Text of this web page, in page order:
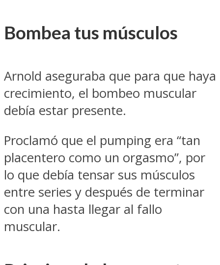
Bombea tus músculos
Arnold aseguraba que para que haya
crecimiento, el bombeo muscular
debía estar presente.
Proclamó que el pumping era “tan
placentero como un orgasmo”, por
lo que debía tensar sus músculos
entre series y después de terminar
con una hasta llegar al fallo
muscular.